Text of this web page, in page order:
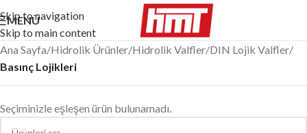
Skip to navigation
Skip to main content
MENÜ
Ana Sayfa/Hidrolik Ürünler/Hidrolik Valfler/DIN Lojik Valfler/
Basınç Lojikleri
Seçiminizle eşleşen ürün bulunamadı.